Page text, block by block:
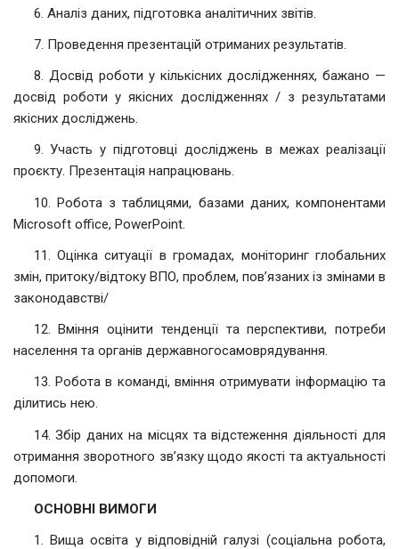
6. Аналіз даних, підготовка аналітичних звітів.
7. Проведення презентацій отриманих результатів.
8. Досвід роботи у кількісних дослідженнях, бажано —
досвід роботи у якісних дослідженнях / з результатами
якісних досліджень.
9. Участь у підготовці досліджень в межах реалізації
проєкту. Презентація напрацювань.
10. Робота з таблицями, базами даних, компонентами
Microsoft office, PowerPoint.
11. Оцінка ситуації в громадах, моніторинг глобальних
змін, притоку/відтоку ВПО, проблем, пов’язаних із змінами в
законодавстві/
12. Вміння оцінити тенденції та перспективи, потреби
населення та органів державногосамоврядування.
13. Робота в команді, вміння отримувати інформацію та
ділитись нею.
14. Збір даних на місцях та відстеження діяльності для
отримання зворотного зв’язку щодо якості та актуальності
допомоги.
ОСНОВНІ ВИМОГИ
1. Вища освіта у відповідній галузі (соціальна робота,